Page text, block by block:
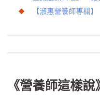
【淑惠營養師專欄】
《營養師這樣